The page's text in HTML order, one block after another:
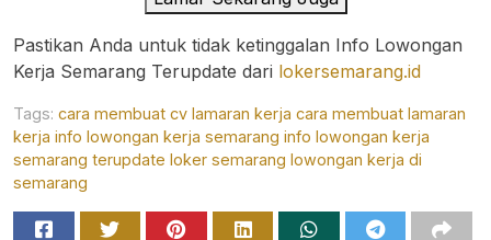
Pastikan Anda untuk tidak ketinggalan Info Lowongan
Kerja Semarang Terupdate dari lokersemarang.id
Tags: cara membuat cv lamaran kerja cara membuat lamaran
kerja info lowongan kerja semarang info lowongan kerja
semarang terupdate loker semarang lowongan kerja di
semarang